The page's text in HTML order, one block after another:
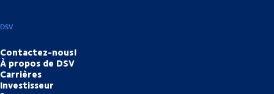
DSV
Contactez-nous!
À propos de DSV
Carrières
Investisseur